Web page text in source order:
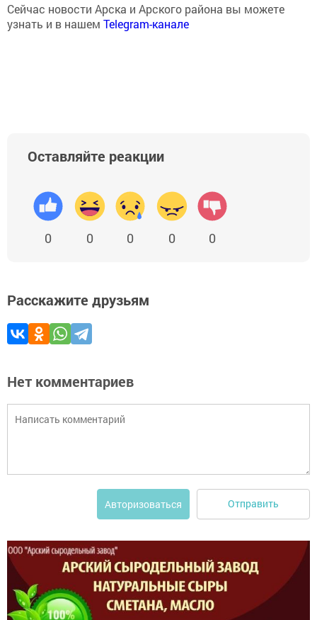
Сейчас новости Арска и Арского района вы можете
узнать и в нашем Telegram-канале
Оставляйте реакции
0 0 0 0 0
Расскажите друзьям
Нет комментариев
Авторизоваться Отправить